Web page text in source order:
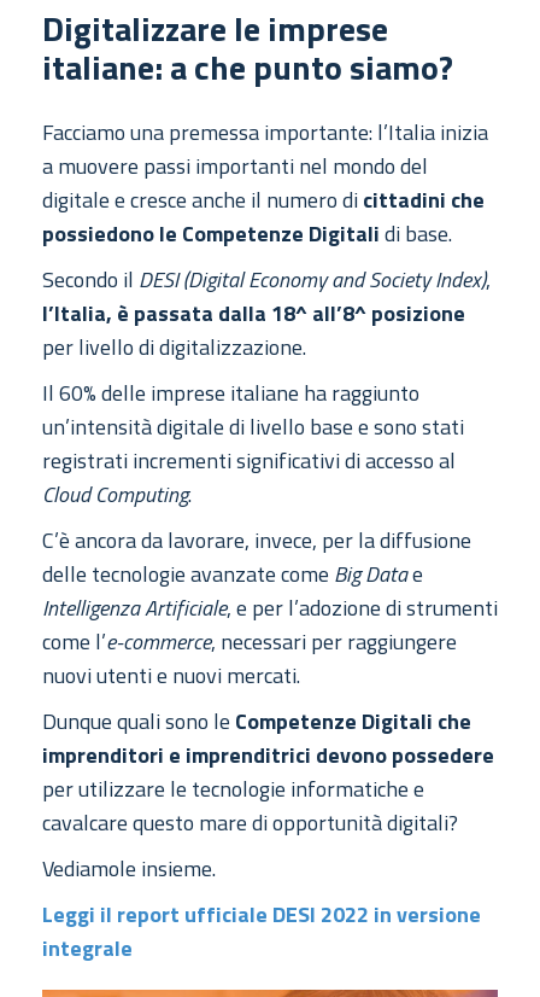
Digitalizzare le imprese
italiane: a che punto siamo?
Facciamo una premessa importante: l’Italia inizia
a muovere passi importanti nel mondo del
digitale e cresce anche il numero dicittadini che
possiedono le Competenze Digitalidi base.
Secondo il DESI (Digital Economy and Society Index),
l’Italia, è passata dalla 18^ all’8^ posizione
per livello di digitalizzazione.
Il 60% delle imprese italiane ha raggiunto
un’intensità digitale di livello base e sono stati
registrati incrementi significativi di accesso al
Cloud Computing.
C’è ancora da lavorare, invece, per la diffusione
delle tecnologie avanzate come Big Datae
Intelligenza Artificiale, e per l’adozione di strumenti
come l’e-commerce, necessari per raggiungere
nuovi utenti e nuovi mercati.
Dunque quali sono le Competenze Digitali che
imprenditori e imprenditrici devono possedere
per utilizzare le tecnologie informatiche e
cavalcare questo mare di opportunità digitali?
Vediamole insieme.
Leggi il report ufficiale DESI 2022 in versione
integrale